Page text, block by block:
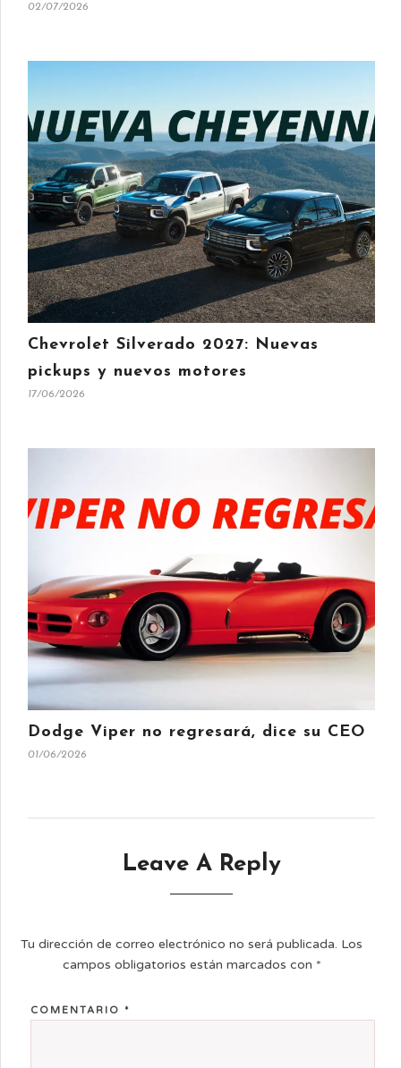
02/07/2026
Chevrolet Silverado 2027: Nuevas
pickups y nuevos motores
17/06/2026
Dodge Viper no regresará, dice su CEO
01/06/2026
Leave A Reply
Tu dirección de correo electrónico no será publicada. Los
campos obligatorios están marcados con *
COMENTARIO *